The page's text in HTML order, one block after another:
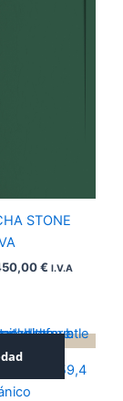
STONE
€ I.V.A
59,4×59,4